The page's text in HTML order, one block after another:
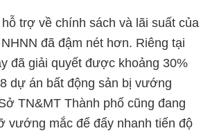
trợ về chính sách và lãi suất của
đã đậm nét hơn. Riêng tại
đã giải quyết được khoảng 30%
dự án bất động sản bị vướng
TN&MT Thành phố cũng đang
vướng mắc để đẩy nhanh tiến độ